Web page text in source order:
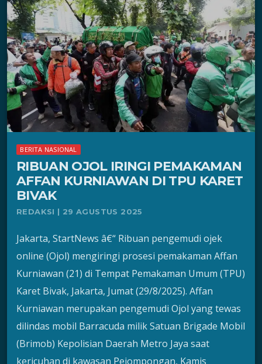
BERITA NASIONAL
RIBUAN OJOL IRINGI PEMAKAMAN
AFFAN KURNIAWAN DI TPU KARET
BIVAK
REDAKSI | 29 AGUSTUS 2025
Jakarta, StartNews â€“ Ribuan pengemudi ojek
online (Ojol) mengiringi prosesi pemakaman Affan
Kurniawan (21) di Tempat Pemakaman Umum (TPU)
Karet Bivak, Jakarta, Jumat (29/8/2025). Affan
Kurniawan merupakan pengemudi Ojol yang tewas
dilindas mobil Barracuda milik Satuan Brigade Mobil
(Brimob) Kepolisian Daerah Metro Jaya saat
kericuhan di kawasan Pejompongan, Kamis